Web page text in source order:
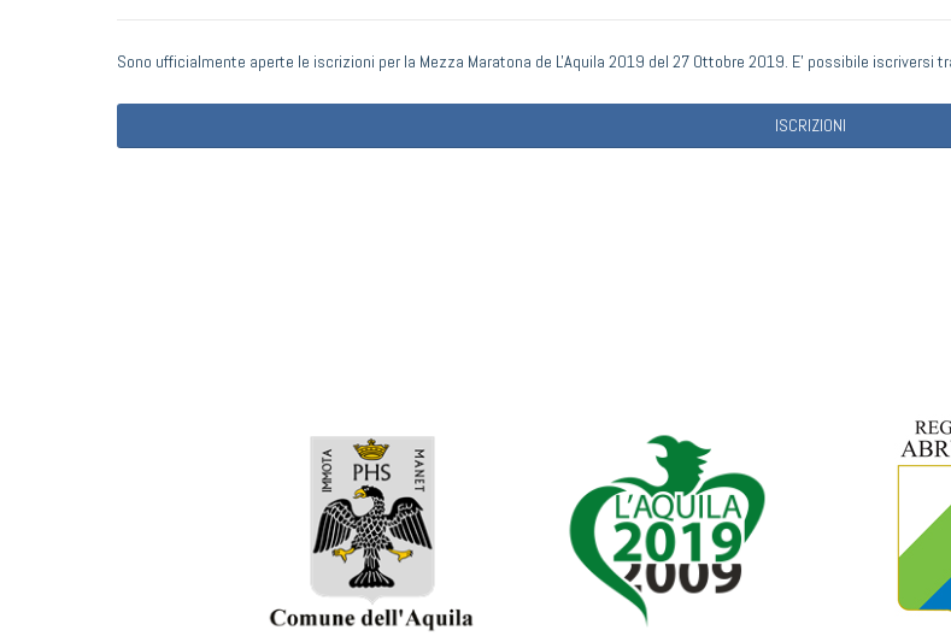
Sono ufficialmente aperte le iscrizioni per la Mezza Maratona de L'Aquila 2019 del 27 Ottobre 2019. E' possibile iscriversi
ISCRIZIONI
Via Santa Giusta, 10 - 67100 L’Aquila
Latest News
ISCRIZIONI APERTE
LOC -